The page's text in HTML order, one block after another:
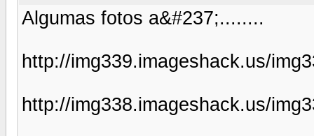
Algumas fotos a&#237;........
http://img339.imageshack.us/
http://img338.imageshack.us/